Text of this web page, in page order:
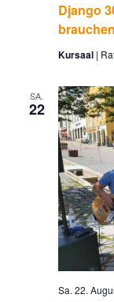
Django
Kursaal
SA.
22
Sa. 22.